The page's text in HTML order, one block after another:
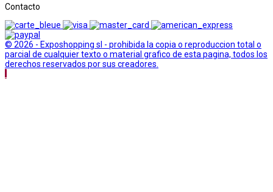
Contacto
© 2026 - Exposhopping sl - prohibida la copia o reproduccion total o
parcial de cualquier texto o material grafico de esta pagina, todos los
derechos reservados por sus creadores.